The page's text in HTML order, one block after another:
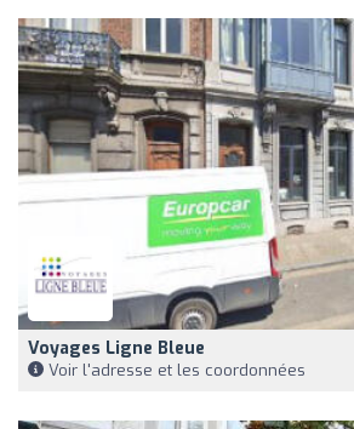
Voyages Ligne Bleue
Voir l'adresse et les coordonnées